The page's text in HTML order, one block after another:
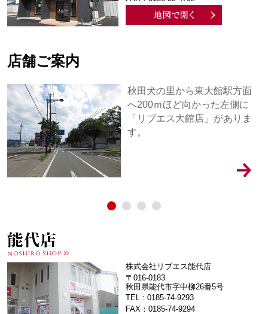
店舗ご案内
秋田犬の里から東大館駅方面
へ200ｍほど向かった左側に
「リブエス大館店」がありま
す。
株式会社リブエス能代店
〒016-0183
秋田県能代市字中柳26番5号
TEL : 0185-74-9293
FAX：0185-74-9294